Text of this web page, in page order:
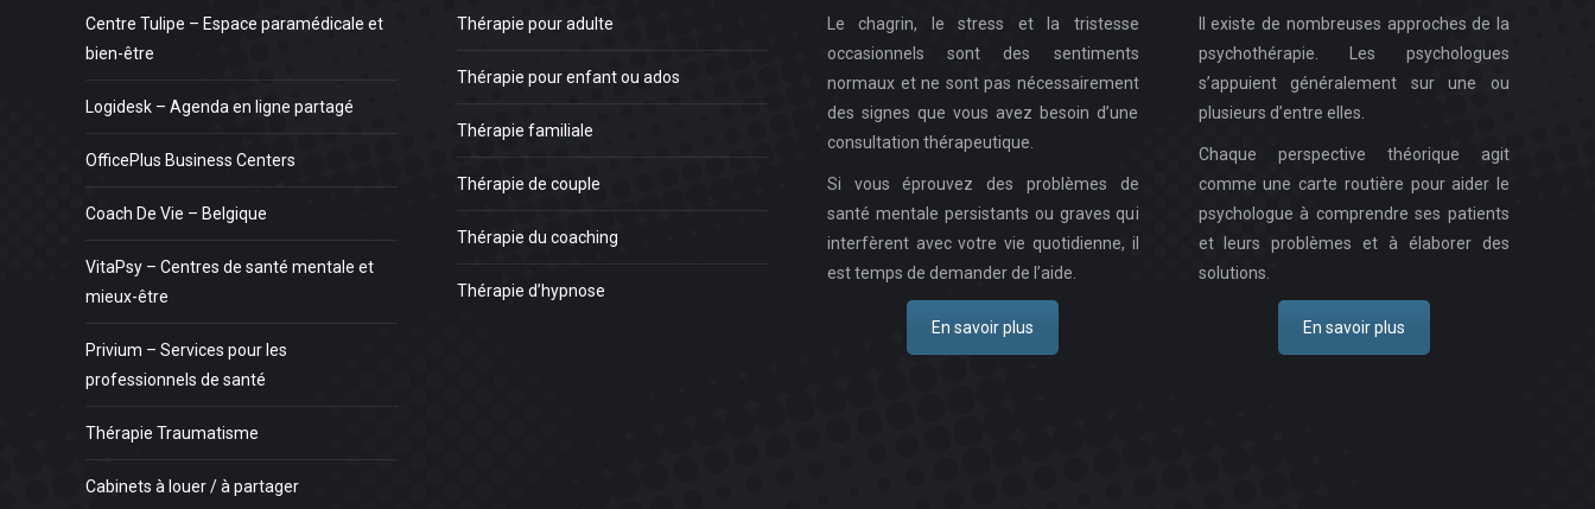
Centre Tulipe – Espace paramédicale et
bien-être
Logidesk – Agenda en ligne partagé
OfficePlus Business Centers
Coach De Vie – Belgique
VitaPsy – Centres de santé mentale et
mieux-être
Privium – Services pour les
professionnels de santé
Thérapie Traumatisme
Cabinets à louer / à partager
Thérapie pour adulte
Thérapie pour enfant ou ados
Thérapie familiale
Thérapie de couple
Thérapie du coaching
Thérapie d’hypnose
Le chagrin, le stress et la tristesse
occasionnels sont des sentiments
normaux et ne sont pas nécessairement
des signes que vous avez besoin d’une
consultation thérapeutique.
Si vous éprouvez des problèmes de
santé mentale persistants ou graves qui
interfèrent avec votre vie quotidienne, il
est temps de demander de l’aide.
En savoir plus
Il existe de nombreuses approches de la
psychothérapie. Les psychologues
s’appuient généralement sur une ou
plusieurs d’entre elles.
Chaque perspective théorique agit
comme une carte routière pour aider le
psychologue à comprendre ses patients
et leurs problèmes et à élaborer des
solutions.
En savoir plus